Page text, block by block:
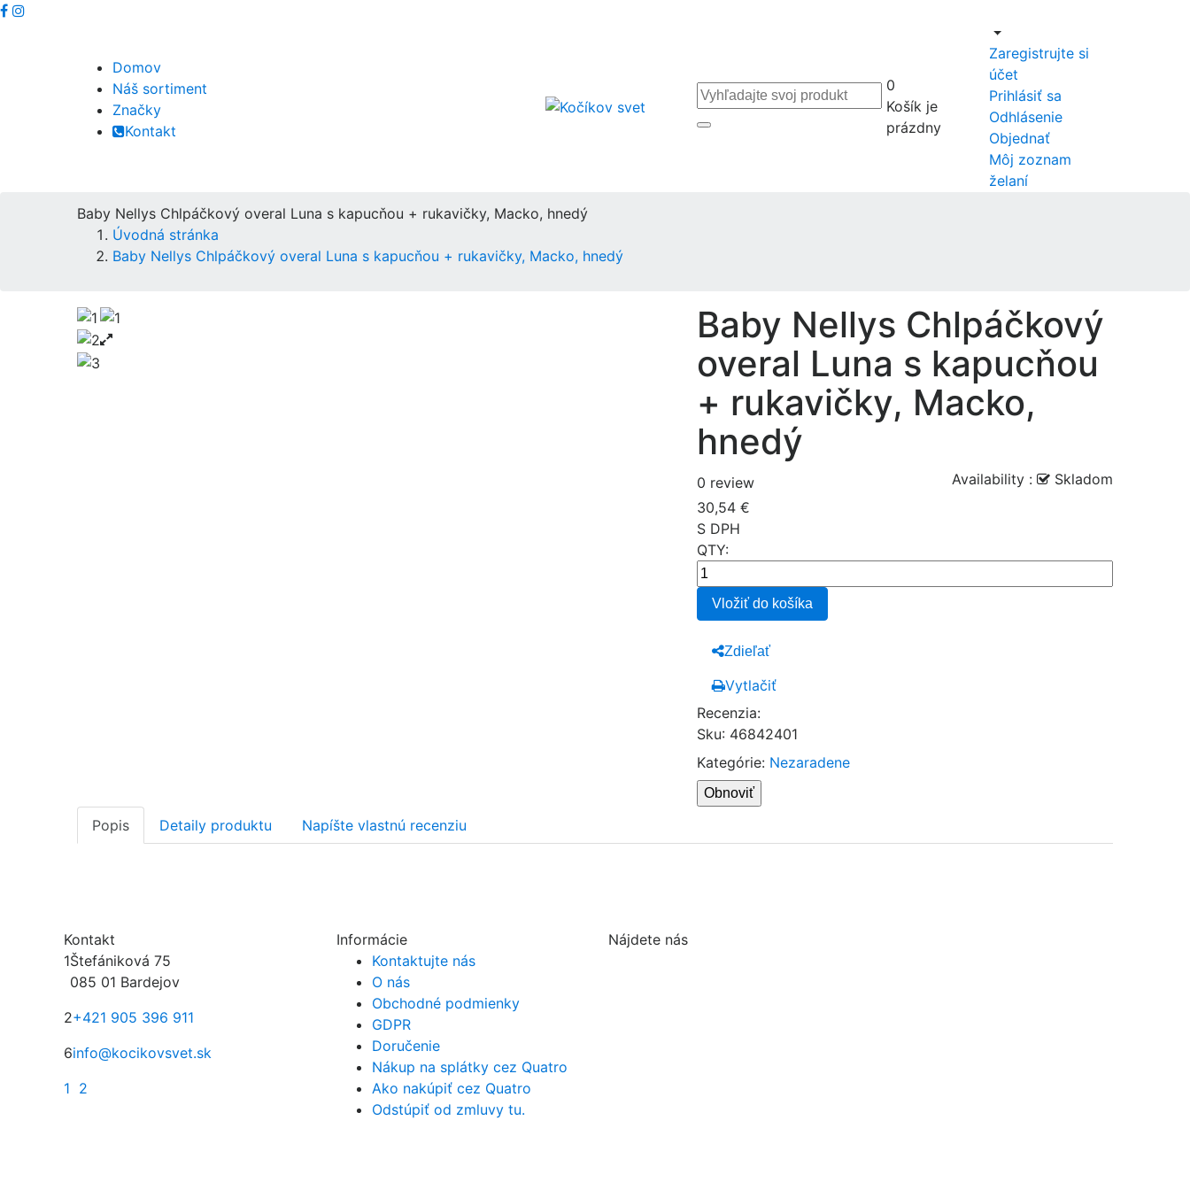
Domov
Náš sortiment
Značky
Kontakt
0
Košík je
prázdny
Zaregistrujte si
účet
Prihlásiť sa
Odhlásenie
Objednať
Môj zoznam
želaní
Baby Nellys Chlpáčkový overal Luna s kapucňou + rukavičky, Macko, hnedý
Úvodná stránka
Baby Nellys Chlpáčkový overal Luna s kapucňou + rukavičky, Macko, hnedý
Baby Nellys Chlpáčkový
overal Luna s kapucňou
+ rukavičky, Macko,
hnedý
0 review Availability :
Skladom
30,54 €
S DPH
QTY:
Vložiť do košíka
Zdieľať
Vytlačiť
Recenzia:
Sku: 46842401
Kategórie: Nezaradene
Popis Detaily produktu Napíšte vlastnú recenziu
Kontakt
1Štefániková 75
085 01 Bardejov
2+421 905 396 911
6info@kocikovsvet.sk
1 2
Informácie
Kontaktujte nás
O nás
Obchodné podmienky
GDPR
Doručenie
Nákup na splátky cez Quatro
Ako nakúpiť cez Quatro
Odstúpiť od zmluvy tu.
Nájdete nás